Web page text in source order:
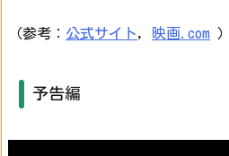
（参考： 公式サイト, 映画.com ）
予告編